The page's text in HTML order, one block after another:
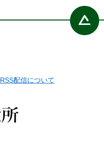
RSS配信について